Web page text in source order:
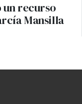
recurso
Mansilla